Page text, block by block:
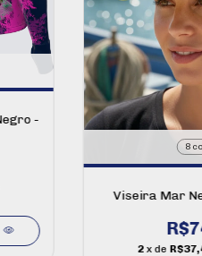
-
8
Viseira Mar
2 x de